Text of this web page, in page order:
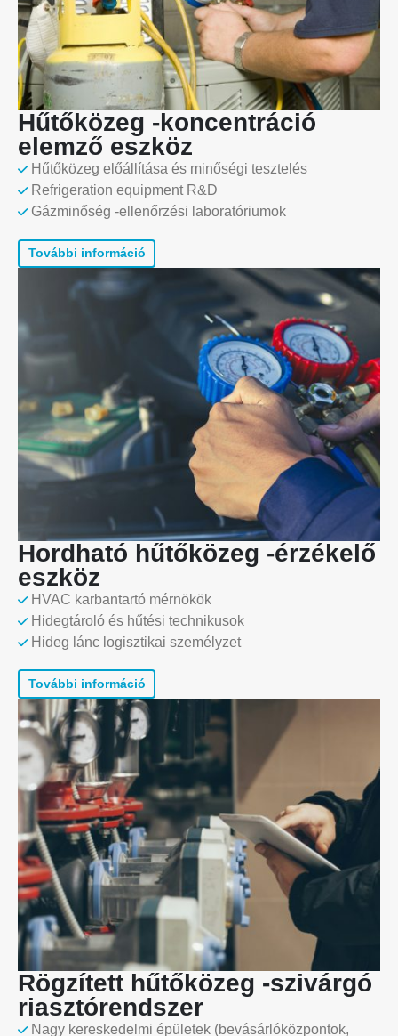
Hűtőközeg -koncentráció
elemző eszköz
Hűtőközeg előállítása és minőségi tesztelés
Refrigeration equipment R&D
Gázminőség -ellenőrzési laboratóriumok
További információ
Hordható hűtőközeg -érzékelő
eszköz
HVAC karbantartó mérnökök
Hidegtároló és hűtési technikusok
Hideg lánc logisztikai személyzet
További információ
Rögzített hűtőközeg -szivárgó
riasztórendszer
Nagy kereskedelmi épületek (bevásárlóközpontok,
Vegye fel velünk a kapcsolatot